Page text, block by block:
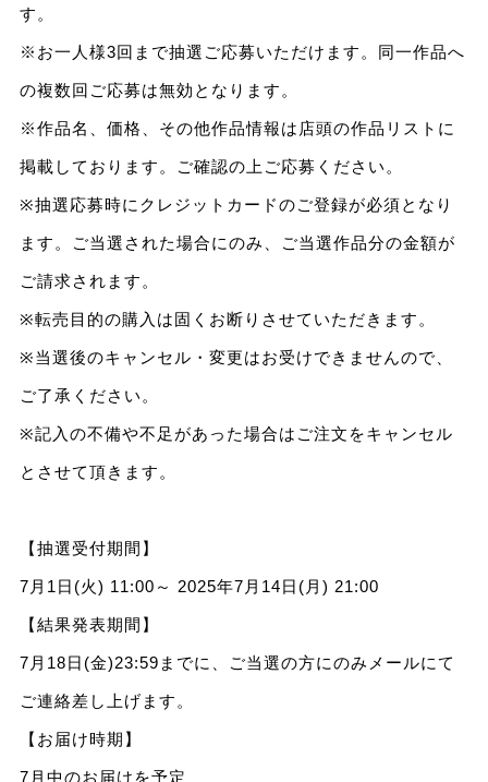
す。
※お一人様3回まで抽選ご応募いただけます。同一作品へ
の複数回ご応募は無効となります。
※作品名、価格、その他作品情報は店頭の作品リストに
掲載しております。ご確認の上ご応募ください。
※抽選応募時にクレジットカードのご登録が必須となり
ます。ご当選された場合にのみ、ご当選作品分の金額が
ご請求されます。
※転売目的の購入は固くお断りさせていただきます。
※当選後のキャンセル・変更はお受けできませんので、
ご了承ください。
※記入の不備や不足があった場合はご注文をキャンセル
とさせて頂きます。
【抽選受付期間】
7月1日(火) 11:00～ 2025年7月14日(月) 21:00
【結果発表期間】
7月18日(金)23:59までに、ご当選の方にのみメールにて
ご連絡差し上げます。
【お届け時期】
7月中のお届けを予定